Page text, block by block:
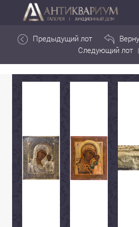
Предыдущий лот
Следующий лот